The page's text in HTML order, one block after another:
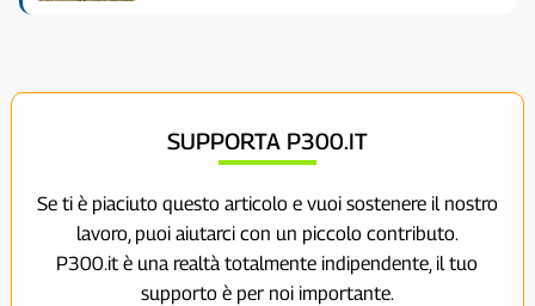
SUPPORTA P300.IT
Se ti è piaciuto questo articolo e vuoi sostenere il nostro
lavoro, puoi aiutarci con un piccolo contributo.
P300.it è una realtà totalmente indipendente, il tuo
supporto è per noi importante.